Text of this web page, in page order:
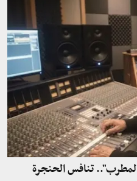
تنافس الحنجرة